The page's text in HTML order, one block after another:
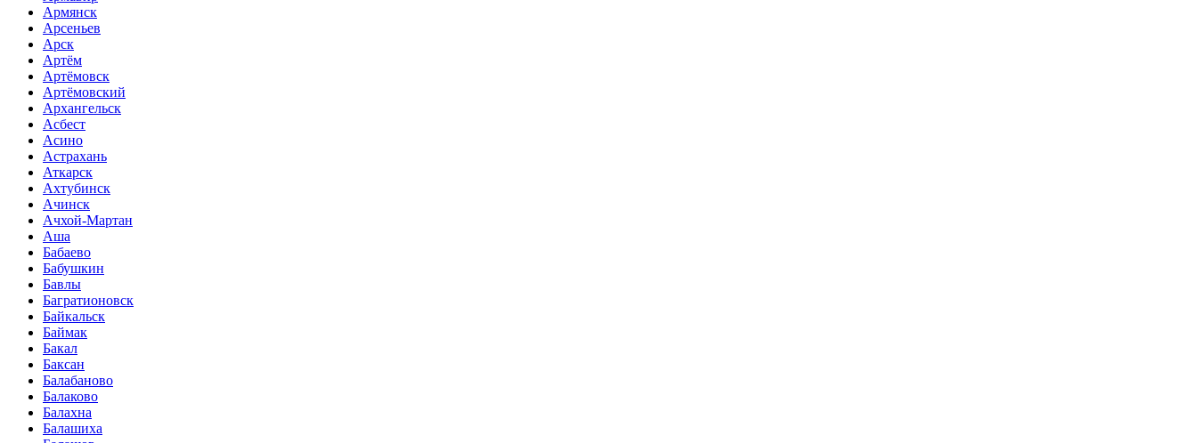
Армянск
Арсеньев
Арск
Артём
Артёмовск
Артёмовский
Архангельск
Асбест
Асино
Астрахань
Аткарск
Ахтубинск
Ачинск
Ачхой-Мартан
Аша
Бабаево
Бабушкин
Бавлы
Багратионовск
Байкальск
Баймак
Бакал
Баксан
Балабаново
Балаково
Балахна
Балашиха